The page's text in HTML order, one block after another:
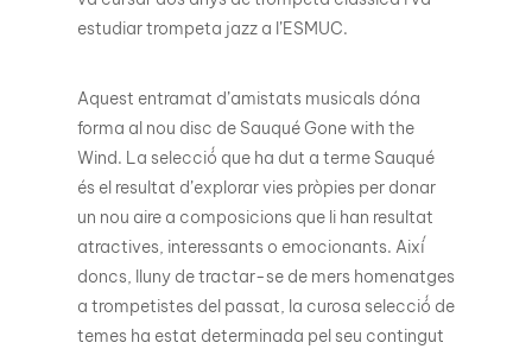
estudiar trompeta jazz a l’ESMUC.
Aquest entramat d’amistats musicals dóna
forma al nou disc de Sauqué Gone with the
Wind. La selecció́ que ha dut a terme Sauqué
és el resultat d’explorar vies pròpies per donar
un nou aire a composicions que li han resultat
atractives, interessants o emocionants. Així́
doncs, lluny de tractar-se de mers homenatges
a trompetistes del passat, la curosa selecció́ de
temes ha estat determinada pel seu contingut